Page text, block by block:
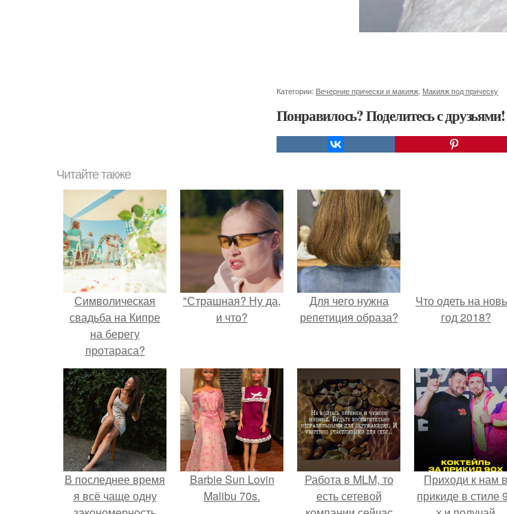
Категории: Вечерние прически и макияж Макияж под прическу
Понравилось? Поделитесь с друзьями!
Читайте также
Символическая
свадьба на Кипре
на берегу
протараса?
"Страшная? Ну да,
и что?
Для чего нужна
репетиция образа?
Что одеть на
год 2018?
В последнее время
я всё чаще одну
Barbie Sun Lovin
Malibu 70s.
Работа в MLM, то
есть сетевой
Приходи к нам в
прикиде в стиле